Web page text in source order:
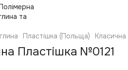
Пластішка (Польща) Класична
Пластішка №0121